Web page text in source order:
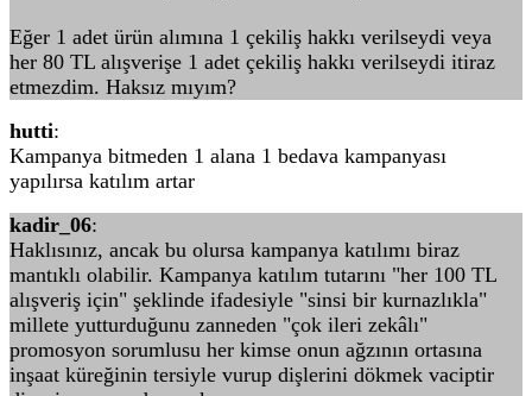
Eğer 1 adet ürün alımına 1 çekiliş hakkı verilseydi veya
her 80 TL alışverişe 1 adet çekiliş hakkı verilseydi itiraz
etmezdim. Haksız mıyım?
hutti:
Kampanya bitmeden 1 alana 1 bedava kampanyası
yapılırsa katılım artar
kadir_06:
Haklısınız, ancak bu olursa kampanya katılımı biraz
mantıklı olabilir. Kampanya katılım tutarını "her 100 TL
alışveriş için" şeklinde ifadesiyle "sinsi bir kurnazlıkla"
millete yutturduğunu zanneden "çok ileri zekâlı"
promosyon sorumlusu her kimse onun ağzının ortasına
inşaat küreğinin tersiyle vurup dişlerini dökmek vaciptir